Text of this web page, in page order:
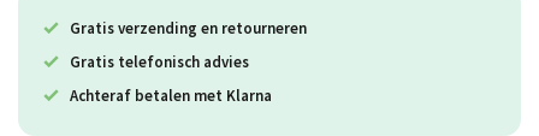
Gratis verzending en retourneren
Gratis telefonisch advies
Achteraf betalen met Klarna